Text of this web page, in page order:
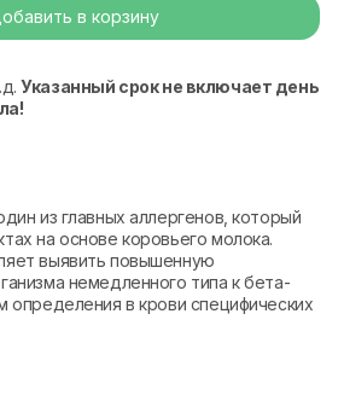
в корзину
Указанный срок не включает день
из главных аллергенов, который
на основе коровьего молока.
выявить повышенную
немедленного типа к бета-
определения в крови специфических